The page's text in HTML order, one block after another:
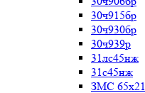
30ч915бр
30ч930бр
30ч939р
31лс45нж
31с45нж
ЗМС 65х21